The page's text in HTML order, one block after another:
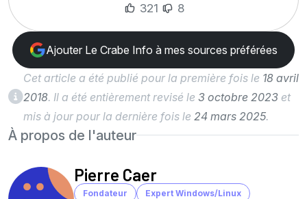
321
8
Ajouter Le Crabe Info à mes sources préférées
Cet article a été publié pour la première fois le 18 avril
2018. Il a été entièrement revisé le 3 octobre 2023 et
mis à jour pour la dernière fois le 24 mars 2025.
À propos de l'auteur
Pierre Caer
Fondateur Expert Windows/Linux